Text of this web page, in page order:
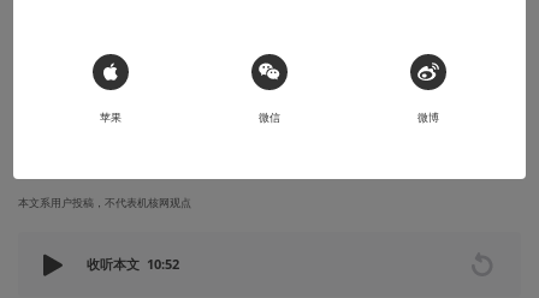
后，我对它的评价却只剩下：开放退款。
本文系用户投稿，不代表机核网观点
收听本文 10:52
 Sign in with Apple
苹果 微信 微博